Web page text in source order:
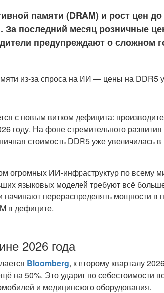
памяти (DRAM) и рост цен до
За последний месяц розничные
предупреждают о сложном
с новым витком дефицита:
году. На фоне стремительного
стоимость DDR5 уже увеличилась в
огромных ИИ-инфраструктур по всему
языковых моделей требуют всё
начинают перераспределять мощности в
в дефиците.
2026 года
Bloomberg, к второму кварталу
на 50%. Это ударит по себестоимости
и медицинского оборудования.